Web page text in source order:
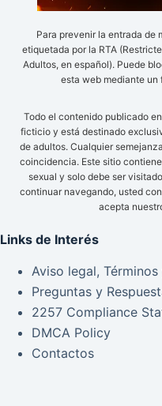
Para prevenir la entrada de
etiquetada por la RTA
Adultos, en español). Puede
esta web mediante
Todo el contenido publicado
ficticio y está destinado
de adultos. Cualquier
coincidencia. Este sitio
sexual y solo debe ser
continuar navegando, usted
acepta
Links de Interés
Aviso legal,
Preguntas y
2257 Compliance
DMCA Policy
Contactos